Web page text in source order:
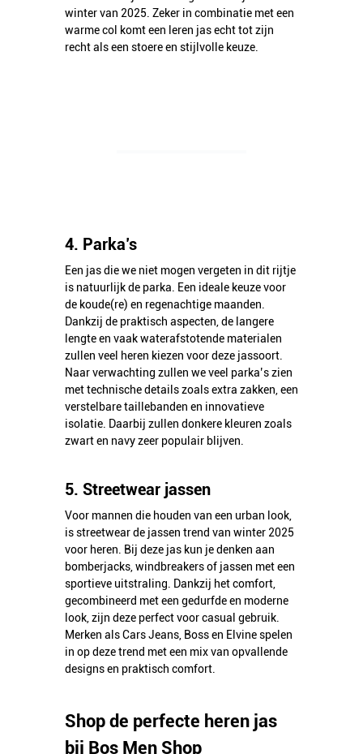
winter van 2025. Zeker in combinatie met een
warme col komt een leren jas echt tot zijn
recht als een stoere en stijlvolle keuze.
4. Parka’s
Een jas die we niet mogen vergeten in dit rijtje
is natuurlijk de parka. Een ideale keuze voor
de koude(re) en regenachtige maanden.
Dankzij de praktisch aspecten, de langere
lengte en vaak waterafstotende materialen
zullen veel heren kiezen voor deze jassoort.
Naar verwachting zullen we veel parka’s zien
met technische details zoals extra zakken, een
verstelbare taillebanden en innovatieve
isolatie. Daarbij zullen donkere kleuren zoals
zwart en navy zeer populair blijven.
5. Streetwear jassen
Voor mannen die houden van een urban look,
is streetwear de jassen trend van winter 2025
voor heren. Bij deze jas kun je denken aan
bomberjacks, windbreakers of jassen met een
sportieve uitstraling. Dankzij het comfort,
gecombineerd met een gedurfde en moderne
look, zijn deze perfect voor casual gebruik.
Merken als Cars Jeans, Boss en Elvine spelen
in op deze trend met een mix van opvallende
designs en praktisch comfort.
Shop de perfecte heren jas
bij Bos Men Shop